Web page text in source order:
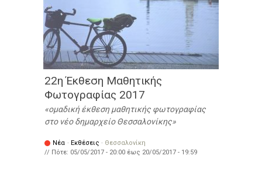
22η Έκθεση Μαθητικής
Φωτογραφίας 2017
ομαδική έκθεση μαθητικής φωτογραφίας
στο νέο δημαρχείο Θεσσαλονίκης
Νέα · Εκθέσεις · Θεσσαλονίκη
// Πότε: 05/05/2017 - 20:00 έως 20/05/2017 - 19:59